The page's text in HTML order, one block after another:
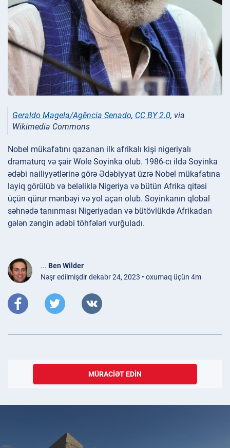
Geraldo Magela/Agência Senado, CC BY 2.0, via
Wikimedia Commons
Nobel mükafatını qazanan ilk afrikalı kişi nigeriyalı
dramaturq və şair Wole Soyinka olub. 1986-cı ildə Soyinka
ədəbi nailiyyətlərinə görə Ədəbiyyat üzrə Nobel mükafatına
layiq görülüb və beləliklə Nigeriya və bütün Afrika qitəsi
üçün qürur mənbəyi və yol açan olub. Soyinkanın qlobal
səhnədə tanınması Nigeriyadan və bütövlükdə Afrikadan
gələn zəngin ədəbi töhfələri vurğuladı.
... Ben Wilder
Nəşr edilmişdir dekabr 24, 2023 • oxumaq üçün 4m
MÜRACIƏT EDIN